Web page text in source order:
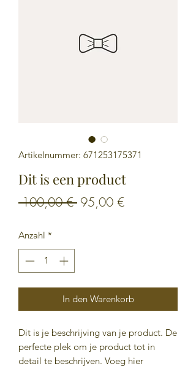
Artikelnummer: 671253175371
Dit is een product
100,00 € Standardpreis
95,00 €Sale-
Anzahl *
In den Warenkorb
Dit is je beschrijving van je product. De
perfecte plek om je product tot in
detail te beschrijven. Voeg hier